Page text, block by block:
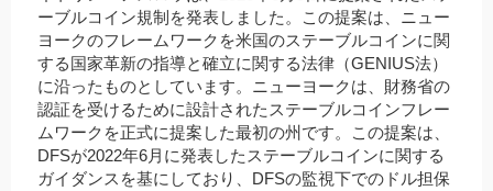
ーブルコイン規制を発表しました。この提案は、ニュー
ヨークのフレームワークを米国のステーブルコインに関
する国家革新の指導と確立に関する法律（GENIUS法）
に沿ったものとしています。ニューヨークは、財務省の
認証を受けるために設計されたステーブルコインフレー
ムワークを正式に提案した最初の州です。この提案は、
DFSが2022年6月に発表したステーブルコインに関する
ガイダンスを基にしており、DFSの監視下でのドル担保